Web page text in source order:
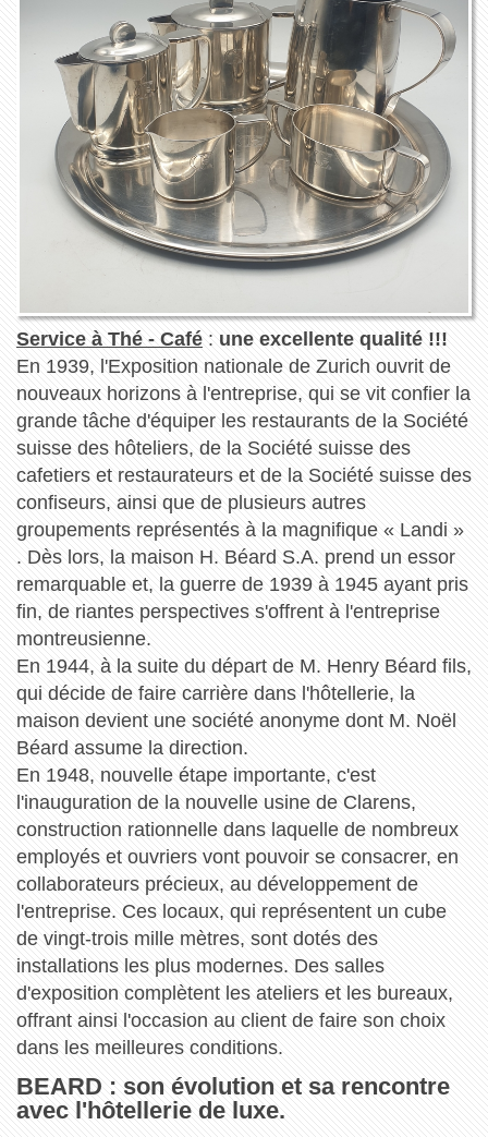
Service à Thé - Café: une excellente qualité !!!
En 1939, l'Exposition nationale de Zurich ouvrit de
nouveaux horizons à l'entreprise, qui se vit confier la
grande tâche d'équiper les restaurants de la Société
suisse des hôteliers, de la Société suisse des
cafetiers et restaurateurs et de la Société suisse des
confiseurs, ainsi que de plusieurs autres
groupements représentés à la magnifique « Landi »
. Dès lors, la maison H. Béard S.A. prend un essor
remarquable et, la guerre de 1939 à 1945 ayant pris
fin, de riantes perspectives s'offrent à l'entreprise
montreusienne.
En 1944, à la suite du départ de M. Henry Béard fils,
qui décide de faire carrière dans l'hôtellerie, la
maison devient une société anonyme dont M. Noël
Béard assume la direction.
En 1948, nouvelle étape importante, c'est
l'inauguration de la nouvelle usine de Clarens,
construction rationnelle dans laquelle de nombreux
employés et ouvriers vont pouvoir se consacrer, en
collaborateurs précieux, au développement de
l'entreprise. Ces locaux, qui représentent un cube
de vingt-trois mille mètres, sont dotés des
installations les plus modernes. Des salles
d'exposition complètent les ateliers et les bureaux,
offrant ainsi l'occasion au client de faire son choix
dans les meilleures conditions.
BEARD : son évolution et sa rencontre
avec l'hôtellerie de luxe.